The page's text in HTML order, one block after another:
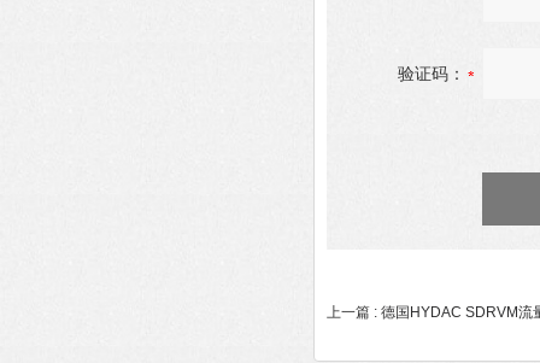
验证码：
上一篇 : 德国HYDAC SDRVM流